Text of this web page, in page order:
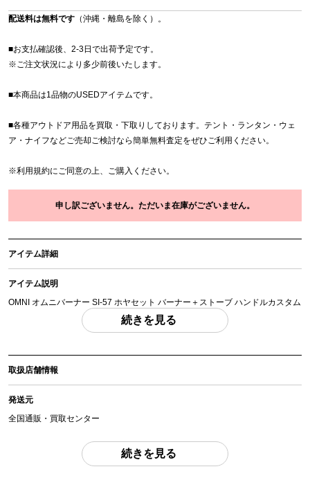
配送料は無料です （沖縄・離島を除く）。
■お支払確認後、2-3日で出荷予定です。
※ご注文状況により多少前後いたします。
■本商品は1品物のUSEDアイテムです。
■各種アウトドア用品を買取・下取りしております。テント・ランタン・ウェ
ア・ナイフなどご売却ご検討なら簡単無料査定をぜひご利用ください。
※利用規約にご同意の上、ご購入ください。
申し訳ございません。ただいま在庫がございません。
アイテム詳細
アイテム説明
OMNI オムニバーナー SI-57 ホヤセット バーナー＋ストーブ ハンドルカスタム
Orange別注カラー 「付属品」・・・ 写真のものがすべてになります。
(撮影、運搬備品は除く)
アイテム状態
中古：E（要メンテナンス、オーバーホール推奨、現状お渡し品）
消耗品の劣化により動作しない場合等は落札者様ご自身でご用意、交換してご
外観上焦げ跡、擦れ、お汚れ等ございます。
続きを見る
取扱店舗情報
発送元
全国通販・買取センター
東京都江戸川区中葛西6-10-15 2F
続きを見る